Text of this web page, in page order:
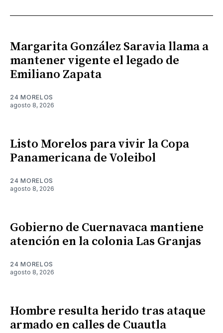
Margarita González Saravia llama a
mantener vigente el legado de
Emiliano Zapata
24 MORELOS
agosto 8, 2026
Listo Morelos para vivir la Copa
Panamericana de Voleibol
24 MORELOS
agosto 8, 2026
Gobierno de Cuernavaca mantiene
atención en la colonia Las Granjas
24 MORELOS
agosto 8, 2026
Hombre resulta herido tras ataque
armado en calles de Cuautla